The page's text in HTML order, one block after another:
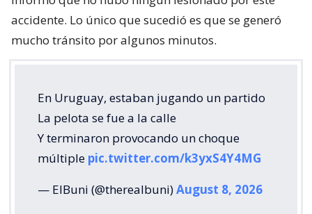
accidente. Lo único que sucedió es que se generó
mucho tránsito por algunos minutos.
En Uruguay, estaban jugando un partido
La pelota se fue a la calle
Y terminaron provocando un choque
múltiple pic.twitter.com/k3yxS4Y4MG
— ElBuni (@therealbuni)August 8, 2026